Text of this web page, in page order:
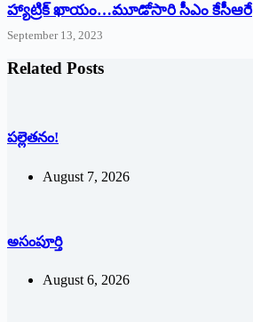
హ్యాట్రిక్‌ ‌ఖాయం…మూడోసారి సీఎం కేసీఆరే
September 13, 2023
Related Posts
పల్లెతనం!
August 7, 2026
అసంపూర్తి
August 6, 2026